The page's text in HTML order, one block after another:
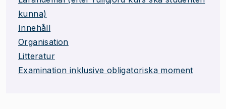
kunna)
Innehåll
Organisation
Litteratur
Examination inklusive obligatoriska moment